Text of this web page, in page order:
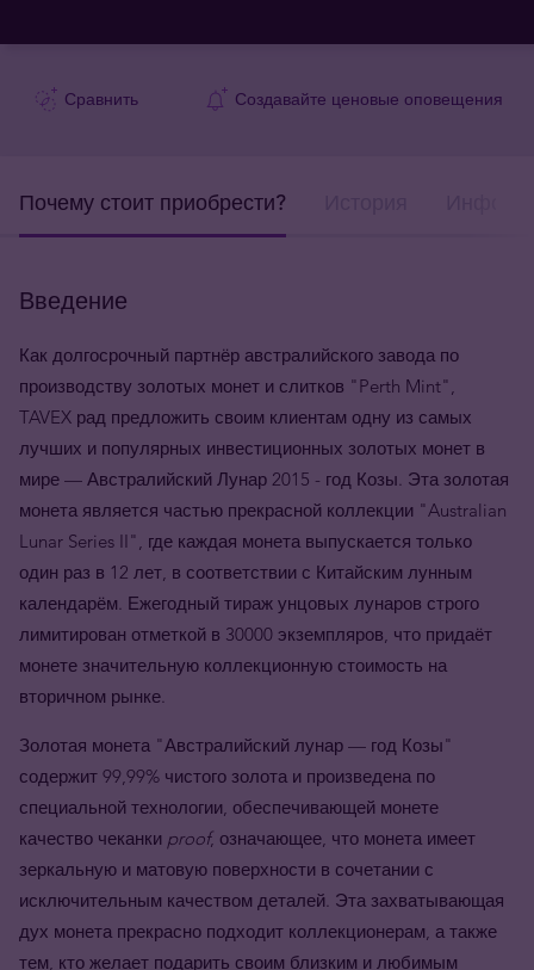
Сравнить Создавайте ценовые оповещения
Почему стоит приобрести?
Введение
Как долгосрочный партнёр австралийского завода по
производству золотых монет и слитков "Perth Mint",
TAVEX рад предложить своим клиентам одну из самых
лучших и популярных инвестиционных золотых монет в
мире — Австралийский Лунар 2015 - год Козы. Эта золотая
монета является частью прекрасной коллекции "Australian
Lunar Series II", где каждая монета выпускается только
один раз в 12 лет, в соответствии с Китайским лунным
календарём. Ежегодный тираж унцовых лунаров строго
лимитирован отметкой в 30000 экземпляров, что придаёт
монете значительную коллекционную стоимость на
вторичном рынке.
Золотая монета "Австралийский лунар — год Козы"
содержит 99,99% чистого золота и произведена по
специальной технологии, обеспечивающей монете
качество чеканки proof, означающее, что монета имеет
зеркальную и матовую поверхности в сочетании с
исключительным качеством деталей. Эта захватывающая
дух монета прекрасно подходит коллекционерам, а также
тем, кто желает подарить своим близким и любимым